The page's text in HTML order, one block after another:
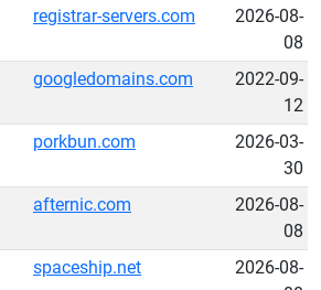
registrar-servers.com
2026-08-
08
googledomains.com
2022-09-
12
porkbun.com
2026-03-
30
afternic.com
2026-08-
08
spaceship.net
2026-08-